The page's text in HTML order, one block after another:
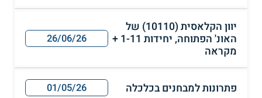
יוון הקלאסית (10110) של
האונ' הפתוחה, יחידות 1-11 +
מקראה
26/06/26
פתרונות למבחנים בכלכלה 01/05/26